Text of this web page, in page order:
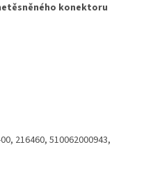
konektoru
216460, 510062000943,